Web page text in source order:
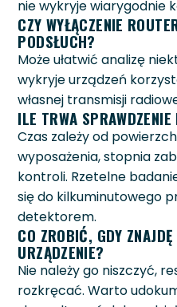
nie wykryje wiarygodnie
CZY WYŁĄCZENIE
PODSŁUCH?
Może ułatwić analizę
wykryje urządzeń
własnej transmisji
ILE TRWA
Czas zależy od
wyposażenia, stopnia
kontroli. Rzetelne
się do kilkuminutowego
detektorem.
CO ZROBIĆ, GDY ZNAJDĘ
URZĄDZENIE?
Nie należy go niszczyć,
rozkręcać. Warto